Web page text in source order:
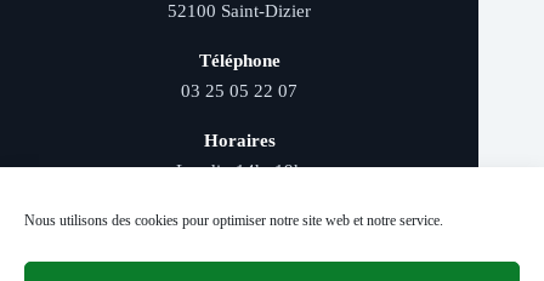
Nous utilisons des cookies pour optimiser notre site web et notre service.
52100 Saint-Dizier
Téléphone
03 25 05 22 07
Horaires
Lundi : 14h–19h